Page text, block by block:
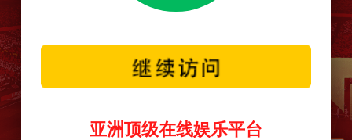
亚洲顶级在线娱乐平台